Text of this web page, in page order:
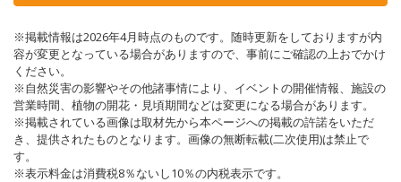
※掲載情報は2026年4月時点のものです。随時更新をしておりますが内
容が変更となっている場合がありますので、事前にご確認の上おでかけ
ください。
※自然災害の影響やその他諸事情により、イベントの開催情報、施設の
営業時間、植物の開花・見頃期間などは変更になる場合があります。
※掲載されている画像は取材先から本ページへの掲載の許諾をいただ
き、提供されたものとなります。画像の無断転載(二次使用)は禁止で
す。
※表示料金は消費税8％ないし10％の内税表示です。